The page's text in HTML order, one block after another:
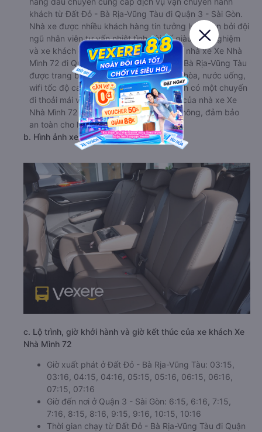
khách từ Đất Đỏ - Bà Rịa-Vũng Tàu đi Quận 3 - Sài Gòn.
Nhà xe được nhiều khách hàng tin tưởng lựa chọn bởi đội
ngũ nhân viên tư vấn nhiệt tình, tài xế giàu kinh nghiệm
và xe khách chất lượng cao. Dàn xe của nhà xe Xe Nhà
Mình 72 đi Quận 3 - Sài Gòn từ Đất Đỏ - Bà Rịa-Vũng Tàu
được trang bị đầy đủ tiện nghi như điều hòa, nước uống,
wifi tốc độ cao miễn phí, giúp hành khách có một chuyến
đi thoải mái và thư giãn. Đặc biệt, lái xe của nhà xe Xe
Nhà Mình 72 đều rất tuân thủ luật giao thông, đảm bảo
an toàn cho hành khách.
b. Hình ảnh xe Xe Nhà Mình 72
c. Lộ trình, giờ khởi hành và giờ kết thúc của xe khách Xe
Nhà Mình 72
Giờ xuất phát ở Đất Đỏ - Bà Rịa-Vũng Tàu: 03:15,
03:16, 04:15, 04:16, 05:15, 05:16, 06:15, 06:16,
07:15, 07:16
Giờ đến nơi ở Quận 3 - Sài Gòn: 6:15, 6:16, 7:15,
7:16, 8:15, 8:16, 9:15, 9:16, 10:15, 10:16
Thời gian chạy từ Đất Đỏ - Bà Rịa-Vũng Tàu đi Quận